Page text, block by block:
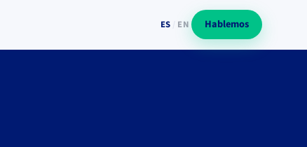
ES EN Hablemos